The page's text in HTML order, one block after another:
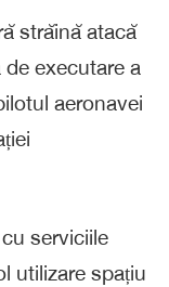
străină atacă
executare a
aeronavei
serviciile
utilizare spațiu